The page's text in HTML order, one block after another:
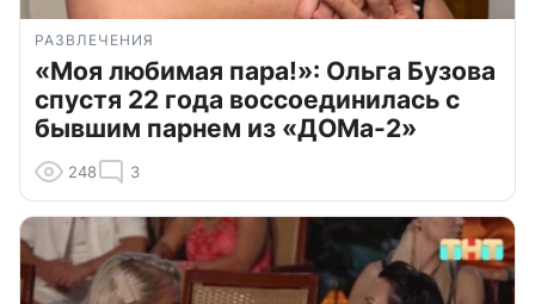
РАЗВЛЕЧЕНИЯ
«Моя любимая пара!»: Ольга Бузова
спустя 22 года воссоединилась с
бывшим парнем из «ДОМа-2»
248 3